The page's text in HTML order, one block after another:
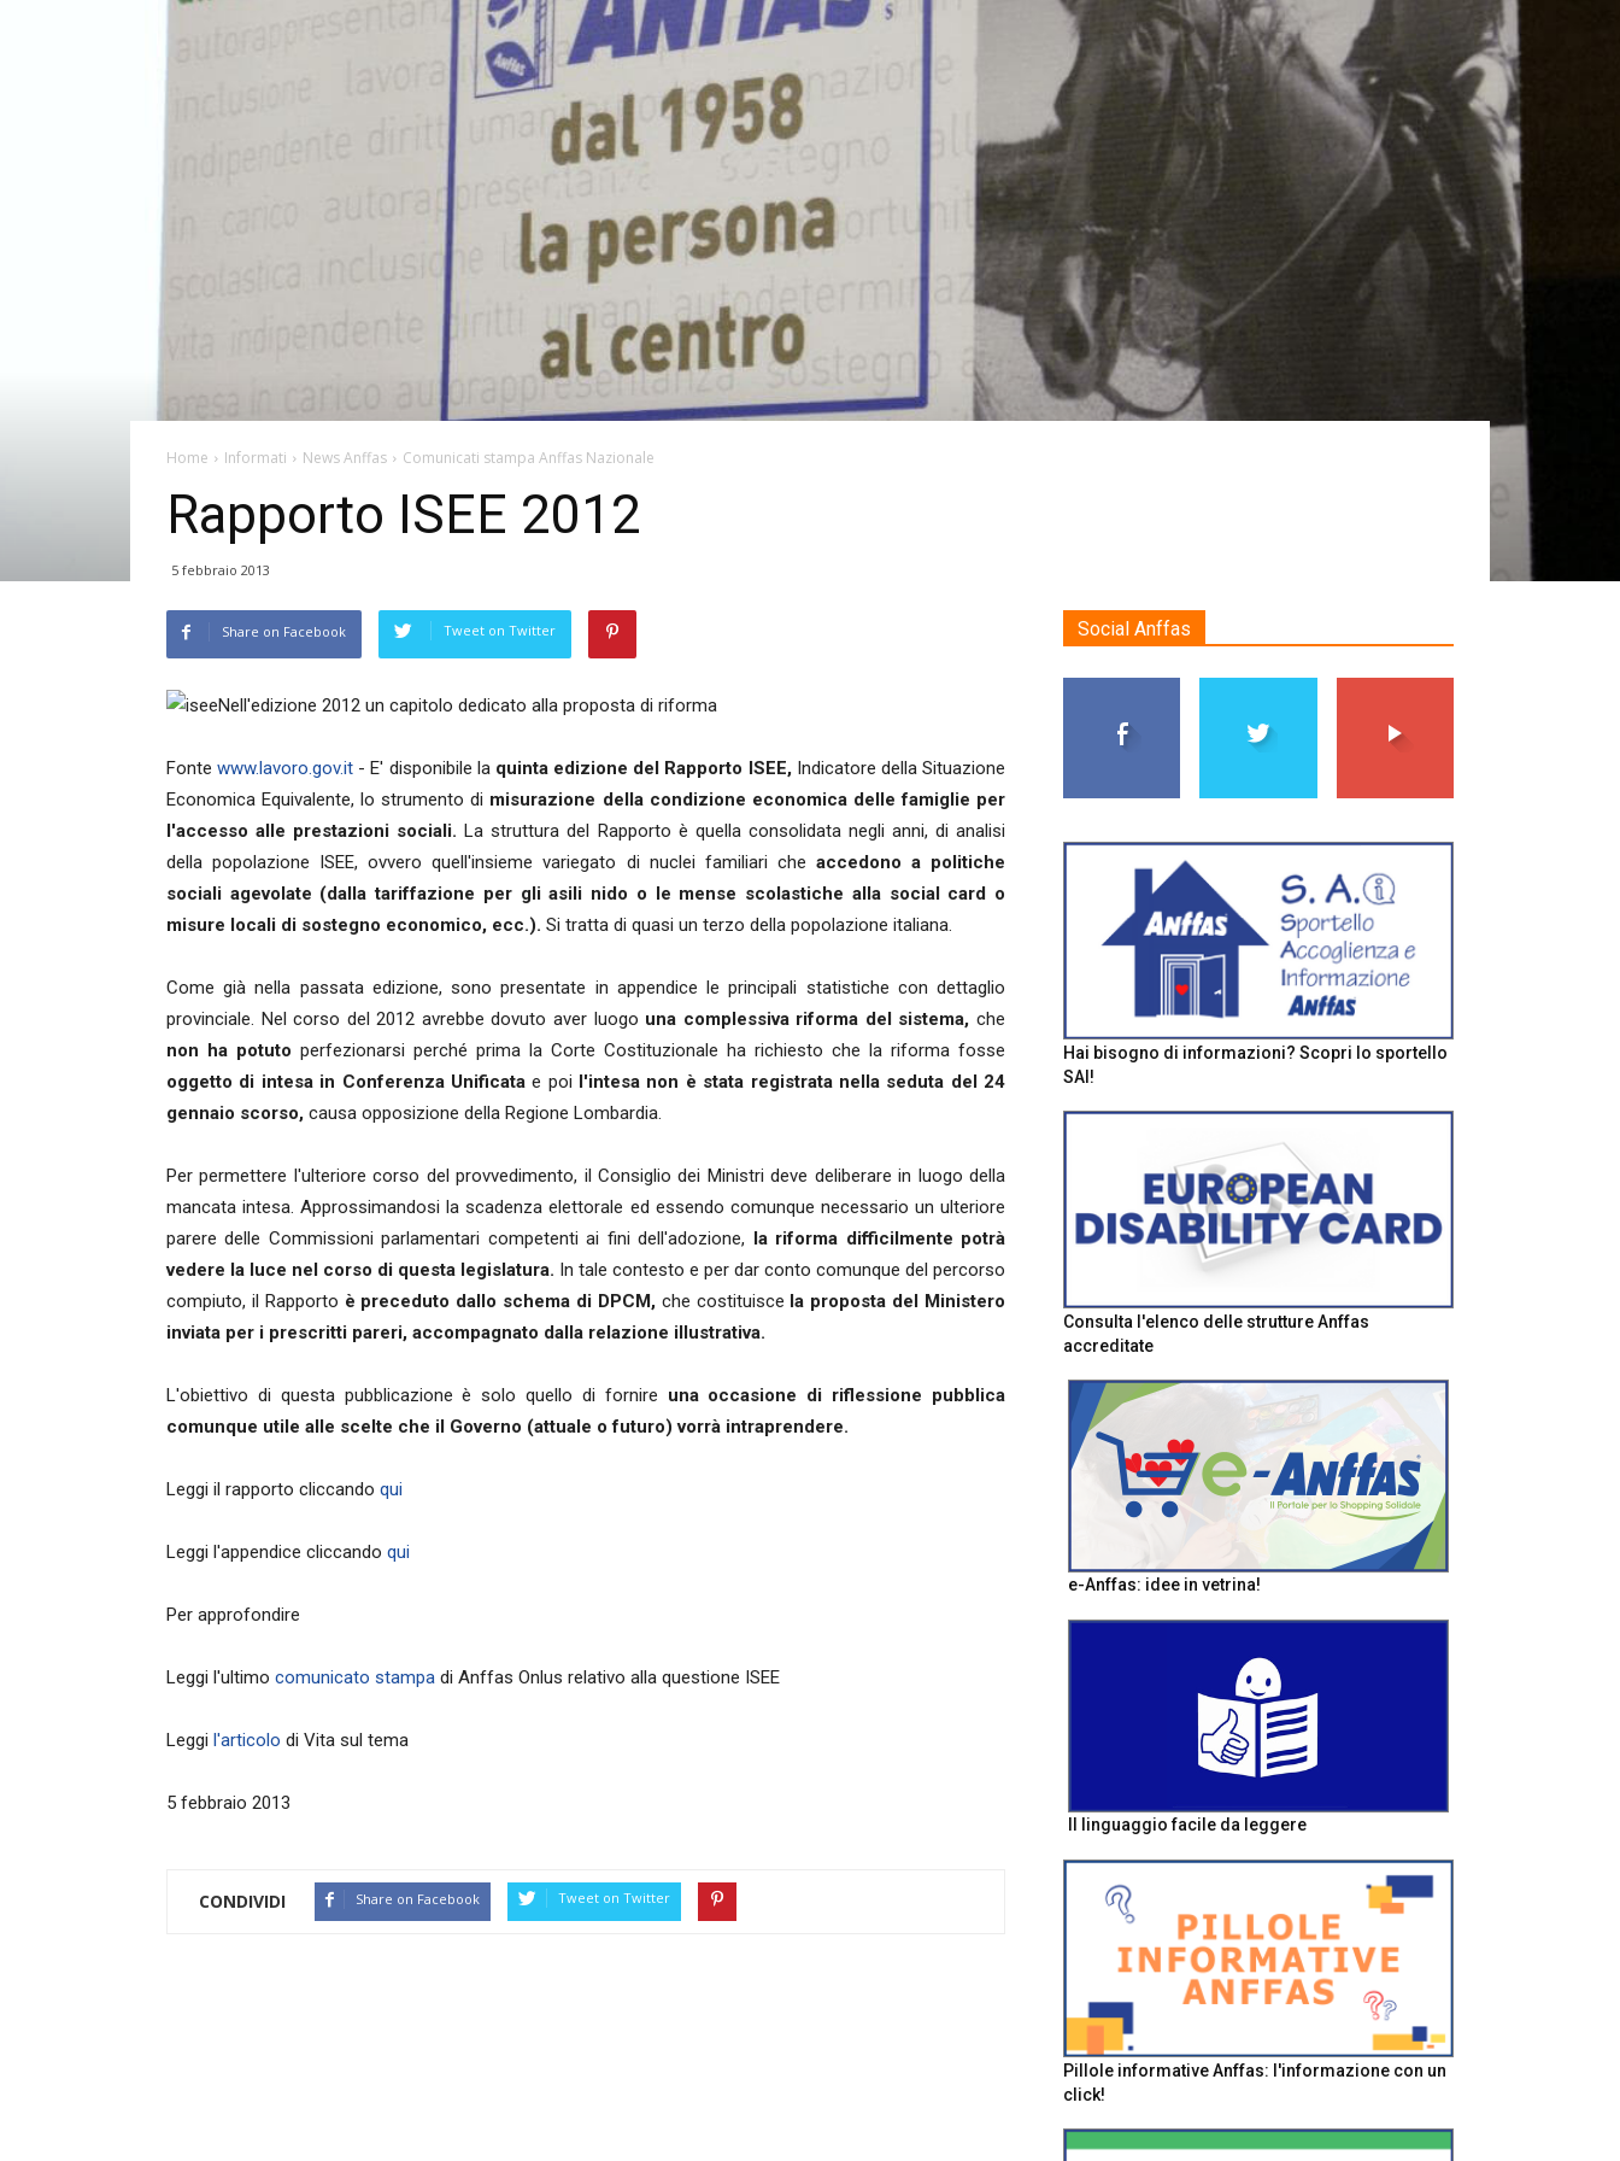
Home Informati News Anffas Comunicati stampa Anffas Nazionale
Rapporto ISEE 2012
5 febbraio 2013
Share on Facebook Tweet on Twitter
Nell'edizione 2012 un capitolo dedicato alla proposta di riforma
Fontewww.lavoro.gov.it - E' disponibile la quinta edizione del Rapporto ISEE,Indicatore della Situazione
Economica Equivalente, lo strumento di misurazione della condizione economica delle famiglie per
l'accesso alle prestazioni sociali. La struttura del Rapporto è quella consolidata negli anni, di analisi
della popolazione ISEE, ovvero quell'insieme variegato di nuclei familiari che accedono a politiche
sociali agevolate (dalla tariffazione per gli asili nido o le mense scolastiche alla social card o
misure locali di sostegno economico, ecc.). Si tratta di quasi un terzo della popolazione italiana.
Come già nella passata edizione, sono presentate in appendice le principali statistiche con dettaglio
provinciale. Nel corso del 2012 avrebbe dovuto aver luogo una complessiva riforma del sistema,che
non ha potuto perfezionarsi perché prima la Corte Costituzionale ha richiesto che la riforma fosse
oggetto di intesa in Conferenza Unificatae poi
l'intesa non è stata registrata nella seduta del 24
gennaio scorso, causa opposizione della Regione Lombardia.
Per permettere l'ulteriore corso del provvedimento, il Consiglio dei Ministri deve deliberare in luogo della
mancata intesa. Approssimandosi la scadenza elettorale ed essendo comunque necessario un ulteriore
parere delle Commissioni parlamentari competenti ai fini dell'adozione, la riforma difficilmente potrà
vedere la luce nel corso di questa legislatura. In tale contesto e per dar conto comunque del percorso
compiuto, il Rapporto è preceduto dallo schema di DPCM,che costituisce la proposta del Ministero
inviata per i prescritti pareri, accompagnato dalla relazione illustrativa.
L'obiettivo di questa pubblicazione è solo quello di fornire una occasione di riflessione pubblica
comunque utile alle scelte che il Governo (attuale o futuro) vorrà intraprendere.
Leggi il rapporto cliccando qui
Leggi l'appendice cliccando qui
Per approfondire
Leggi l'ultimo comunicato stampa di Anffas Onlus relativo alla questione ISEE
Leggi l'articolo di Vita sul tema
5 febbraio 2013
CONDIVIDI Share on Facebook Tweet on Twitter
Social Anffas
Hai bisogno di informazioni? Scopri lo sportello
SAI!
Consulta l'elenco delle strutture Anffas
accreditate
e-Anffas: idee in vetrina!
Il linguaggio facile da leggere
Pillole informative Anffas: l'informazione con un
click!